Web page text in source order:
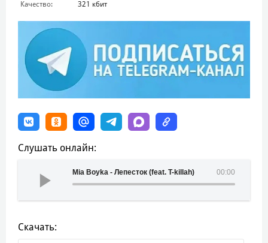
Качество:
321 кбит
Слушать онлайн:
00:00
Mia Boyka - Лепесток (feat. T-killah)
Скачать: